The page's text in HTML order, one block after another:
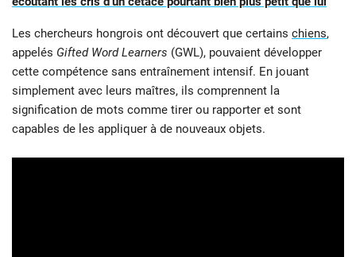
Les chercheurs hongrois ont découvert que certains chiens,
appelés Gifted Word Learners (GWL), pouvaient développer
cette compétence sans entraînement intensif. En jouant
simplement avec leurs maîtres, ils comprennent la
signification de mots comme tirer ou rapporter et sont
capables de les appliquer à de nouveaux objets.